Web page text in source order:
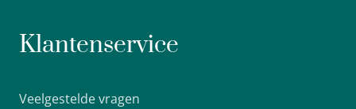
Klantenservice
Veelgestelde vragen